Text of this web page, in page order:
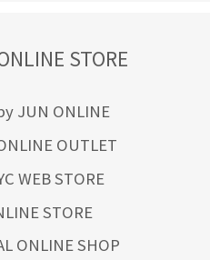
STORE
JUN ONLINE
OUTLET
WEB STORE
STORE
ONLINE SHOP